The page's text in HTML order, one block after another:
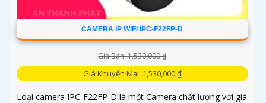
CAMERA IP WIFI IPC-F22FP-D
Giá Bán: 1,530,000 ₫
Giá Khuyến Mại: 1,530,000 ₫
Loại camera IPC-F22FP-D là một Camera chất lượng với giá